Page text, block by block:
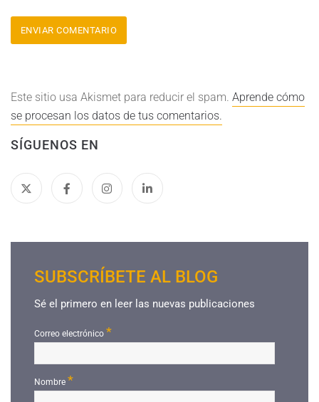
Este sitio usa Akismet para reducir el spam. Aprende cómo
se procesan los datos de tus comentarios.
SÍGUENOS EN
SUBSCRÍBETE AL BLOG
Sé el primero en leer las nuevas publicaciones
Correo electrónico *
Nombre*